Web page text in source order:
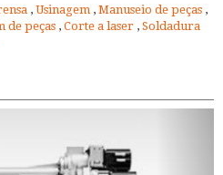
, Usinagem , Manuseio de peças ,
de peças , Corte a laser , Soldadura